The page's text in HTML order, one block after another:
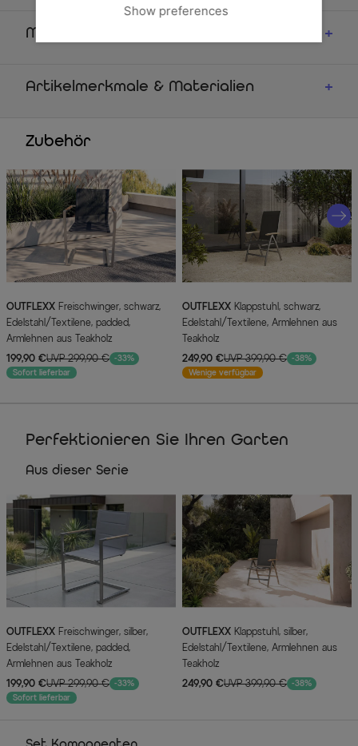
Maße
Artikelmerkmale & Materialien
Zubehör
OUTFLEXX
Edelstahl/Textilene, padded,
Armlehnen aus Teakholz
199,90 €UVP 299,90 € -33%
Sofort lieferbar
OUTFLEXX
Edelstahl/Textilene, Armlehnen aus
Teakholz
249,90 €UVP 399,90 € -38%
Wenige verfügbar
Perfektionieren Sie Ihren Garten
Aus dieser Serie
OUTFLEXX
Edelstahl/Textilene, padded,
Armlehnen aus Teakholz
199,90 €UVP 299,90 € -33%
Sofort lieferbar
OUTFLEXX
Edelstahl/Textilene, Armlehnen aus
Teakholz
249,90 €UVP 399,90 € -38%
Show preferences